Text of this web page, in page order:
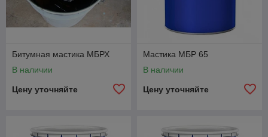
Битумная мастика МБРХ
В наличии
Цену уточняйте
Мастика МБР 65
В наличии
Цену уточняйте